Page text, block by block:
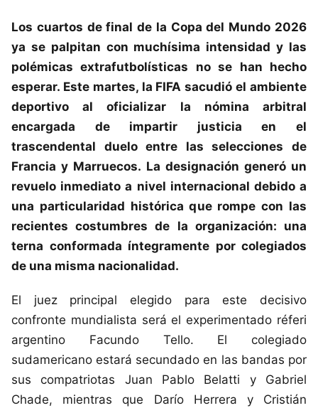
Los cuartos de final de la Copa del Mundo 2026
ya se palpitan con muchísima intensidad y las
polémicas extrafutbolísticas no se han hecho
esperar. Este martes, la FIFA sacudió el ambiente
deportivo al oficializar la nómina arbitral
encargada de impartir justicia en el
trascendental duelo entre las selecciones de
Francia y Marruecos. La designación generó un
revuelo inmediato a nivel internacional debido a
una particularidad histórica que rompe con las
recientes costumbres de la organización: una
terna conformada íntegramente por colegiados
de una misma nacionalidad.
El juez principal elegido para este decisivo
confronte mundialista será el experimentado réferi
argentino Facundo Tello. El colegiado
sudamericano estará secundado en las bandas por
sus compatriotas Juan Pablo Belatti y Gabriel
Chade, mientras que Darío Herrera y Cristián